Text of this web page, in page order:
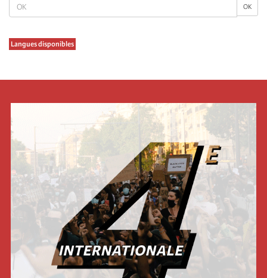
OK OK
Langues disponibles